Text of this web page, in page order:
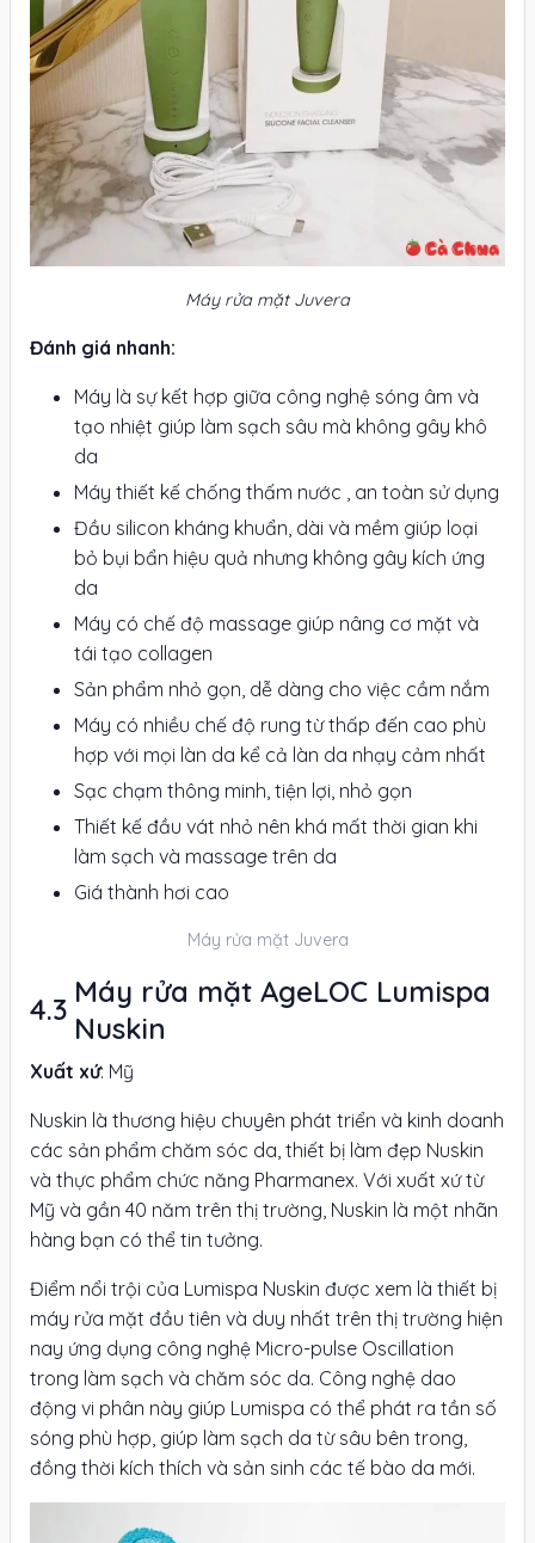
Máy rửa mặt Juvera
Đánh giá nhanh:
Máy là sự kết hợp giữa công nghệ sóng âm và
tạo nhiệt giúp làm sạch sâu mà không gây khô
da
Máy thiết kế chống thấm nước , an toàn sử dụng
Đầu silicon kháng khuẩn, dài và mềm giúp loại
bỏ bụi bẩn hiệu quả nhưng không gây kích ứng
da
Máy có chế độ massage giúp nâng cơ mặt và
tái tạo collagen
Sản phẩm nhỏ gọn, dễ dàng cho việc cầm nắm
Máy có nhiều chế độ rung từ thấp đến cao phù
hợp với mọi làn da kể cả làn da nhạy cảm nhất
Sạc chạm thông minh, tiện lợi, nhỏ gọn
Thiết kế đầu vát nhỏ nên khá mất thời gian khi
làm sạch và massage trên da
Giá thành hơi cao
Máy rửa mặt Juvera
Máy rửa mặt AgeLOC Lumispa
Nuskin
Xuất xứ: Mỹ
Nuskin là thương hiệu chuyên phát triển và kinh doanh
các sản phẩm chăm sóc da, thiết bị làm đẹp Nuskin
và thực phẩm chức năng Pharmanex. Với xuất xứ từ
Mỹ và gần 40 năm trên thị trường, Nuskin là một nhãn
hàng bạn có thể tin tưởng.
Điểm nổi trội của Lumispa Nuskin được xem là thiết bị
máy rửa mặt đầu tiên và duy nhất trên thị trường hiện
nay ứng dụng công nghệ Micro-pulse Oscillation
trong làm sạch và chăm sóc da. Công nghệ dao
động vi phân này giúp Lumispa có thể phát ra tần số
sóng phù hợp, giúp làm sạch da từ sâu bên trong,
đồng thời kích thích và sản sinh các tế bào da mới.